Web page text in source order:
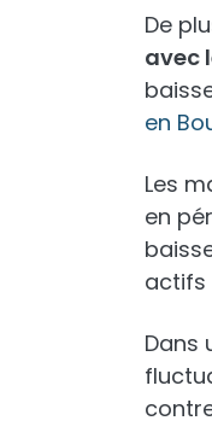
De
avec
en
Les
en
actifs
Dans